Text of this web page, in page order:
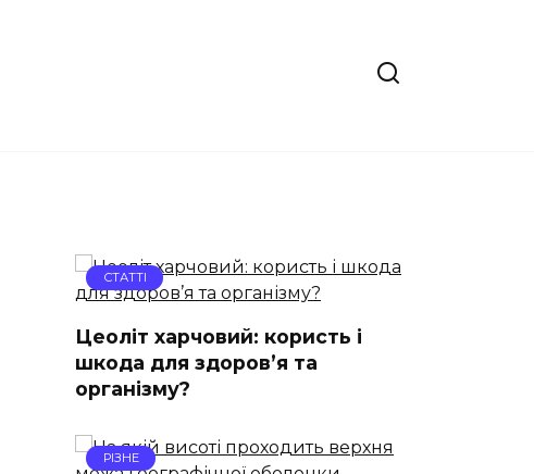
СТАТТІ
Цеоліт харчовий: користь і
шкода для здоров’я та
організму?
РІЗНЕ